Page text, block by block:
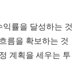
률을 달성하는 것
름을 확보하는 것
계획을 세우는 투